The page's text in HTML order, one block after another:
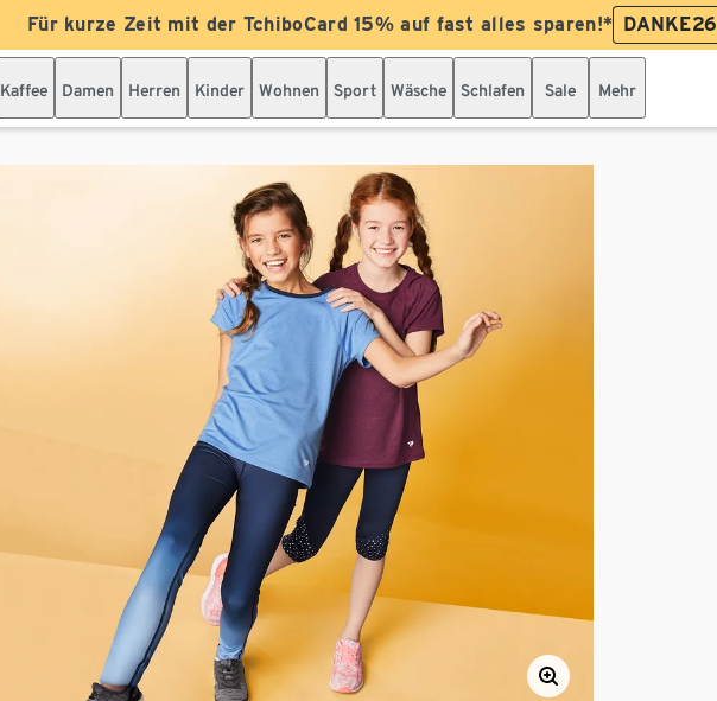
Für kurze Zeit mit der TchiboCard 15% auf fast alles sparen!* DANKE26
Kaffee Damen Herren Kinder Wohnen Sport Wäsche Schlafen Sale Mehr